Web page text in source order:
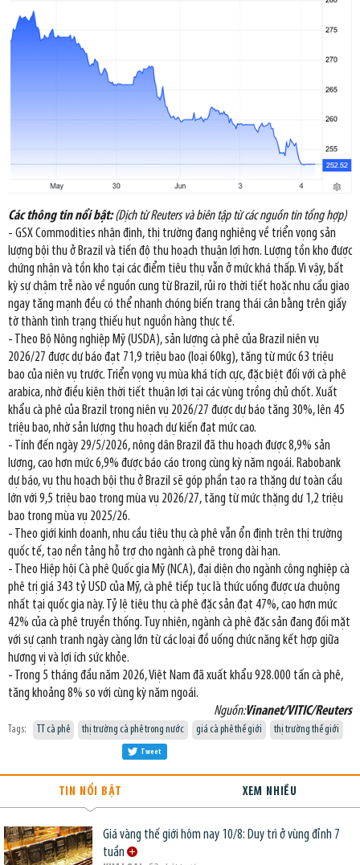
Các thông tin nổi bật:(Dịch từ Reuters và biên tập từ các nguồn tin tổng hợp)
- GSX Commodities nhận định, thị trường đang nghiêng về triển vọng sản
lượng bội thu ở Brazil và tiến độ thu hoạch thuận lợi hơn. Lượng tồn kho được
chứng nhận và tồn kho tại các điểm tiêu thụ vẫn ở mức khá thấp. Vì vậy, bất
kỳ sự chậm trễ nào về nguồn cung từ Brazil, rủi ro thời tiết hoặc nhu cầu giao
ngay tăng mạnh đều có thể nhanh chóng biến trạng thái cân bằng trên giấy
tờ thành tình trạng thiếu hụt nguồn hàng thực tế.
- Theo Bộ Nông nghiệp Mỹ (USDA), sản lượng cà phê của Brazil niên vụ
2026/27 được dự báo đạt 71,9 triệu bao (loại 60kg), tăng từ mức 63 triệu
bao của niên vụ trước. Triển vọng vụ mùa khá tích cực, đặc biệt đối với cà phê
arabica, nhờ điều kiện thời tiết thuận lợi tại các vùng trồng chủ chốt. Xuất
khẩu cà phê của Brazil trong niên vụ 2026/27 được dự báo tăng 30%, lên 45
triệu bao, nhờ sản lượng thu hoạch dự kiến đạt mức cao.
- Tính đến ngày 29/5/2026, nông dân Brazil đã thu hoạch được 8,9% sản
lượng, cao hơn mức 6,9% được báo cáo trong cùng kỳ năm ngoái. Rabobank
dự báo, vụ thu hoạch bội thu ở Brazil sẽ góp phần tạo ra thặng dư toàn cầu
lớn với 9,5 triệu bao trong mùa vụ 2026/27, tăng từ mức thặng dư 1,2 triệu
bao trong mùa vụ 2025/26.
- Theo giới kinh doanh, nhu cầu tiêu thụ cà phê vẫn ổn định trên thị trường
quốc tế, tạo nền tảng hỗ trợ cho ngành cà phê trong dài hạn.
- Theo Hiệp hội Cà phê Quốc gia Mỹ (NCA), đại diện cho ngành công nghiệp cà
phê trị giá 343 tỷ USD của Mỹ, cà phê tiếp tục là thức uống được ưa chuộng
nhất tại quốc gia này. Tỷ lệ tiêu thụ cà phê đặc sản đạt 47%, cao hơn mức
42% của cà phê truyền thống. Tuy nhiên, ngành cà phê đặc sản đang đối mặt
với sự cạnh tranh ngày càng lớn từ các loại đồ uống chức năng kết hợp giữa
hương vị và lợi ích sức khỏe.
- Trong 5 tháng đầu năm 2026, Việt Nam đã xuất khẩu 928.000 tấn cà phê,
tăng khoảng 8% so với cùng kỳ năm ngoái.
Nguồn:Vinanet/VITIC/Reuters
Tags: TT cà phê thị trường cà phê trong nước giá cà phê thế giới thị trường thế giới
Tweet
TIN NỔI BẬT XEM NHIỀU
Giá vàng thế giới hôm nay 10/8: Duy trì ở vùng đỉnh 7
tuần